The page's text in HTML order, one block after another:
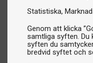
Statistiska
Genom att klicka
samtliga syften. Du
syften du
bredvid syftet och